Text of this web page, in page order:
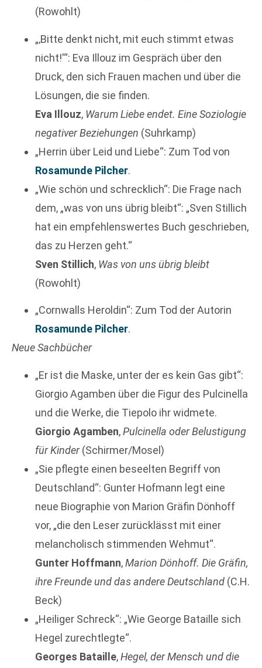
(Rowohlt)
„‚Bitte denkt nicht, mit euch stimmt etwas
nicht!'“: Eva Illouz im Gespräch über den
Druck, den sich Frauen machen und über die
Lösungen, die sie finden.
Eva Illouz, Warum Liebe endet. Eine Soziologie
negativer Beziehungen (Suhrkamp)
„Herrin über Leid und Liebe“: Zum Tod von
Rosamunde Pilcher.
„Wie schön und schrecklich“: Die Frage nach
dem, „was von uns übrig bleibt“: „Sven Stillich
hat ein empfehlenswertes Buch geschrieben,
das zu Herzen geht.“
Sven Stillich, Was von uns übrig bleibt
(Rowohlt)
„Cornwalls Heroldin“: Zum Tod der Autorin
Rosamunde Pilcher.
Neue Sachbücher
„Er ist die Maske, unter der es kein Gas gibt“:
Giorgio Agamben über die Figur des Pulcinella
und die Werke, die Tiepolo ihr widmete.
Giorgio Agamben,Pulcinella oder Belustigung
für Kinder(Schirmer/Mosel)
„Sie pflegte einen beseelten Begriff von
Deutschland“: Gunter Hofmann legt eine
neue Biographie von Marion Gräfin Dönhoff
vor, „die den Leser zurücklässt mit einer
melancholisch stimmenden Wehmut“.
Gunter Hoffmann,Marion Dönhoff. Die Gräfin,
ihre Freunde und das andere Deutschland (C.H.
Beck)
„Heiliger Schreck“: „Wie George Bataille sich
Hegel zurechtlegte“.
Georges Bataille,Hegel, der Mensch und die